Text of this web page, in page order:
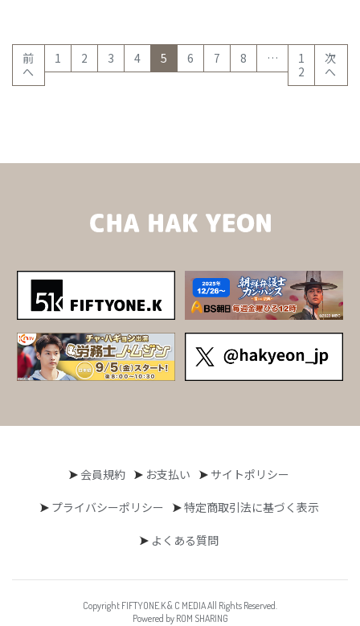
前
へ
1 2 3 4 5 (current)
6 7 8 …
1
2
次
へ
会員規約 お支払い サイトポリシー
プライバシーポリシー 特定商取引法に基づく表示
よくある質問
Copyright FIFTYONE.K & C MEDIA All Rights Reserved.
Powered by ROM SHARING